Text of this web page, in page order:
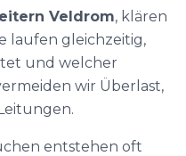
Veldrom, klären
laufen gleichzeitig,
und welcher
wir Überlast,
entstehen oft